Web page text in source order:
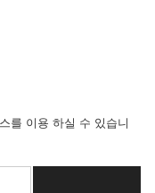
를 이용 하실 수 있습니